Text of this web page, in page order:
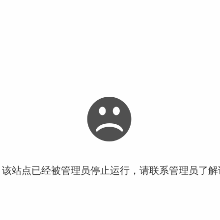
站点已经被管理员停止运行，请联系管理员了